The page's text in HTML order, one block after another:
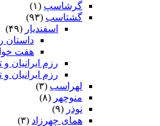
گرشاسپ (۱)
گشتاسب (۹۳)
اسفندیار (۴۹)
داستان
هفت
رزم ایرانیان و
رزم ایرانیان و
لهراسب (۳)
منوچهر (۸)
نوذر (۹)
هماى چهرزاد (۳)